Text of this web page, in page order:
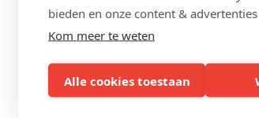
bieden en onze content &
Kom meer te weten
Alle cookies toestaan